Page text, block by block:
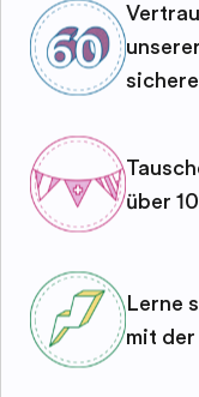
über
Lerne
mit